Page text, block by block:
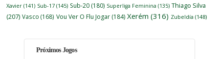
Xavier (141) Sub-17 (145) Sub-20 (180) Superliga Feminina (135) Thiago Silva
(207) Vasco (168) Vou Ver O Flu Jogar (184) Xerém (316) Zubeldía (148)
Próximos Jogos